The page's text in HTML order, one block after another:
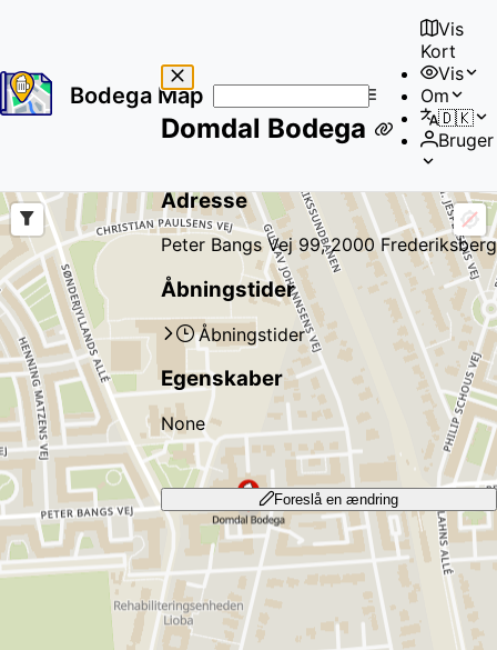
Bodega Map
No
results
Vis
Kort
Vis
Om
🇩🇰
Bruger
Domdal Bodega
Adresse
Peter Bangs Vej 99, 2000 Frederiksberg
Åbningstider
Åbningstider
Egenskaber
None
Foreslå en ændring